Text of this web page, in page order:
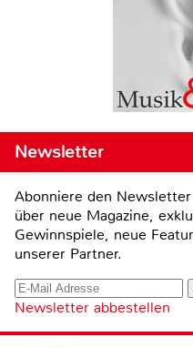
Newsletter
Abonniere den
über neue Magazine,
Gewinnspiele, neue
unserer Partner.
Newsletter abbestellen